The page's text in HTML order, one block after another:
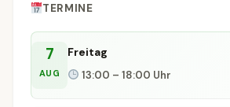
TERMINE
7
AUG
Freitag
13:00 – 18:00 Uhr